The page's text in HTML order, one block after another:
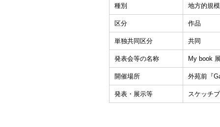
種別 地方的規模
区分 作品
単独共同区分 共同
発表会等の名称 My book
開催場所 外苑前『
発表・展示等 スケッチ